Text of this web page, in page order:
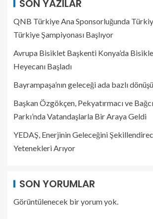
SON YAZILAR
QNB Türkiye Ana Sponsorluğunda
Türkiye Şampiyonası Başlıyor
Avrupa Bisiklet Başkenti Konya’da
Heyecanı Başladı
Bayrampaşa’nın geleceği ada bazlı
Başkan Özgökçen, Pekyatırmacı ve
Parkı’nda Vatandaşlarla Bir Araya Geldi
YEDAŞ, Enerjinin Geleceğini
Yetenekleri Arıyor
SON YORUMLAR
Görüntülenecek bir yorum yok.